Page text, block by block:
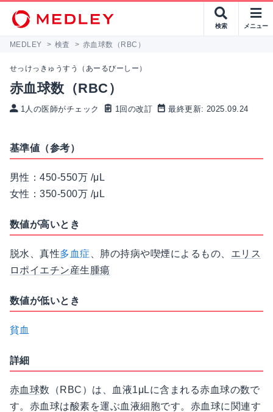
検索 メニュー
MEDLEY > 検査 > 赤血球数（RBC）
せっけっきゅうすう（あーるびーしー）
赤血球数（RBC）
1人の医師がチェック 1回の改訂 最終更新: 2025.09.24
基準値（参考）
男性：450-550万 /μL
女性：350-500万 /μL
数値が高いとき
脱水、真性多血症 、肺の持病や喫煙によるもの、 エリス
ロポイエチン産生 腫瘍
数値が低いとき
貧血
詳細
赤血球数（RBC）は、血液1μLに含まれる赤血球の数で
す。赤血球は酸素を運ぶ血液細胞です。赤血球に関連す